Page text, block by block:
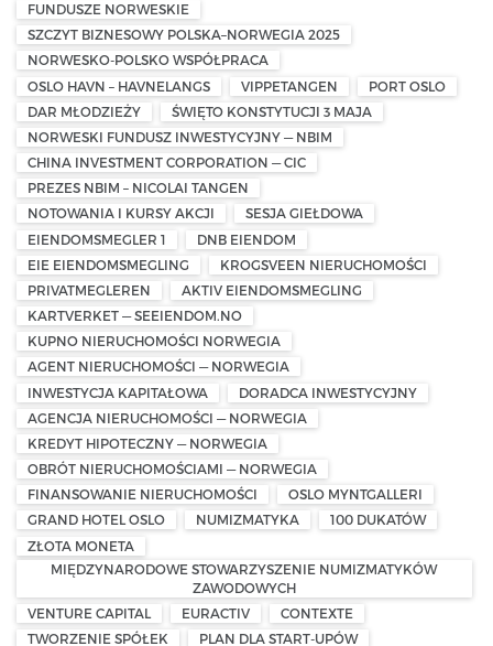
FUNDUSZE NORWESKIE
SZCZYT BIZNESOWY POLSKA–NORWEGIA 2025
NORWESKO-POLSKO WSPÓŁPRACA
OSLO HAVN – HAVNELANGS
VIPPETANGEN
PORT OSLO
DAR MŁODZIEŻY
ŚWIĘTO KONSTYTUCJI 3 MAJA
NORWESKI FUNDUSZ INWESTYCYJNY — NBIM
CHINA INVESTMENT CORPORATION — CIC
PREZES NBIM – NICOLAI TANGEN
NOTOWANIA I KURSY AKCJI
SESJA GIEŁDOWA
EIENDOMSMEGLER 1
DNB EIENDOM
EIE EIENDOMSMEGLING
KROGSVEEN NIERUCHOMOŚCI
PRIVATMEGLEREN
AKTIV EIENDOMSMEGLING
KARTVERKET — SEEIENDOM.NO
KUPNO NIERUCHOMOŚCI NORWEGIA
AGENT NIERUCHOMOŚCI — NORWEGIA
INWESTYCJA KAPITAŁOWA
DORADCA INWESTYCYJNY
AGENCJA NIERUCHOMOŚCI — NORWEGIA
KREDYT HIPOTECZNY — NORWEGIA
OBRÓT NIERUCHOMOŚCIAMI — NORWEGIA
FINANSOWANIE NIERUCHOMOŚCI
OSLO MYNTGALLERI
GRAND HOTEL OSLO
NUMIZMATYKA
100 DUKATÓW
ZŁOTA MONETA
MIĘDZYNARODOWE STOWARZYSZENIE NUMIZMATYKÓW
ZAWODOWYCH
VENTURE CAPITAL
EURACTIV
CONTEXTE
TWORZENIE SPÓŁEK
PLAN DLA START-UPÓW